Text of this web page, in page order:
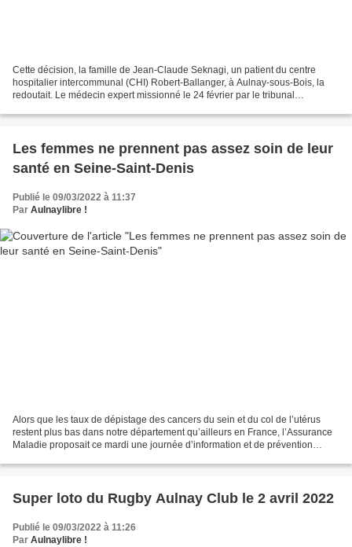
Cette décision, la famille de Jean-Claude Seknagi, un patient du centre
hospitalier intercommunal (CHI) Robert-Ballanger, à Aulnay-sous-Bois, la
redoutait. Le médecin expert missionné le 24 février par le tribunal
Les femmes ne prennent pas assez soin de leur
santé en Seine-Saint-Denis
Publié le 09/03/2022 à 11:37
Par Aulnaylibre !
Alors que les taux de dépistage des cancers du sein et du col de l’utérus
restent plus bas dans notre département qu’ailleurs en France, l’Assurance
Maladie proposait ce mardi une journée d’information et de prévention
Super loto du Rugby Aulnay Club le 2 avril 2022
Publié le 09/03/2022 à 11:26
Par Aulnaylibre !